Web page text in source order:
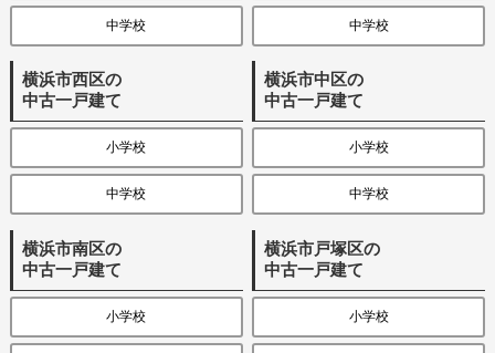
中学校 中学校
横浜市西区の
中古一戸建て
小学校
中学校
横浜市中区の
中古一戸建て
小学校
中学校
横浜市南区の
中古一戸建て
小学校
横浜市戸塚区の
中古一戸建て
小学校